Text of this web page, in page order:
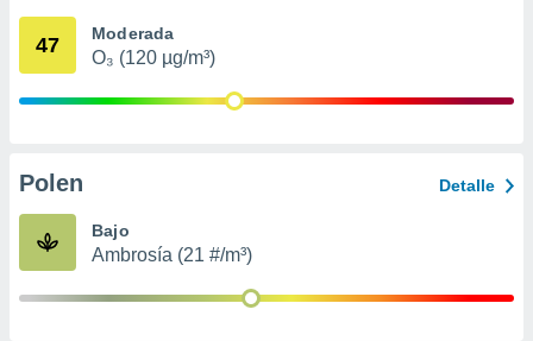
mediante
publicidad
de
47 Moderada
O₃ (120 µg/m³)
Polen Detalle
Bajo
Ambrosía (21 #/m³)